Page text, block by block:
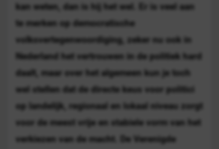
kan weten, dan is hij het wel. Er is veel aan
te merken op democratische
volksvertegenwoordiging, zeker nu ook in
Nederland het vertrouwen in de politiek hard
daalt, maar over het algemeen kun je toch
wel stellen dat de directe keus voor politici
op landelijk, regionaal en lokaal niveau zorgt
voor de meest vrije en stabiele vorm van het
verkiezen van de macht. De Verenigde